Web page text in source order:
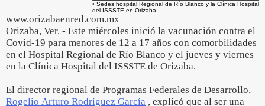
• Sedes hospital Regional de Río Blanco y la Clínica Hospital
del ISSSTE en Orizaba.
www.orizabaenred.com.mx
Orizaba, Ver. - Este miércoles inició la vacunación contra el
Covid-19 para menores de 12 a 17 años con comorbilidades
en el Hospital Regional de Río Blanco y el jueves y viernes
en la Clínica Hospital del ISSSTE de Orizaba.
El director regional de Programas Federales de Desarrollo,
Rogelio Arturo Rodríguez García , explicó que al ser una